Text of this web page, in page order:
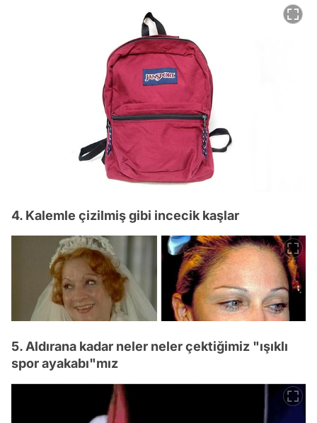
4. Kalemle çizilmiş gibi incecik kaşlar
5. Aldırana kadar neler neler çektiğimiz "ışıklı
spor ayakabı"mız